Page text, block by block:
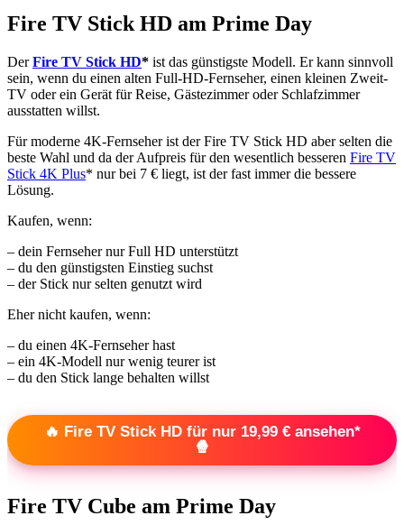
Fire TV Stick HD am Prime Day
DerFire TV Stick HD* ist das günstigste Modell. Er kann sinnvoll
sein, wenn du einen alten Full-HD-Fernseher, einen kleinen Zweit-
TV oder ein Gerät für Reise, Gästezimmer oder Schlafzimmer
ausstatten willst.
Für moderne 4K-Fernseher ist der Fire TV Stick HD aber selten die
beste Wahl und da der Aufpreis für den wesentlich besseren Fire TV
Stick 4K Plus* nur bei 7 € liegt, ist der fast immer die bessere
Lösung.
Kaufen, wenn:
– dein Fernseher nur Full HD unterstützt
– du den günstigsten Einstieg suchst
– der Stick nur selten genutzt wird
Eher nicht kaufen, wenn:
– du einen 4K-Fernseher hast
– ein 4K-Modell nur wenig teurer ist
– du den Stick lange behalten willst
🔥 Fire TV Stick HD für nur 19,99 € ansehen*
🍿
Fire TV Cube am Prime Day